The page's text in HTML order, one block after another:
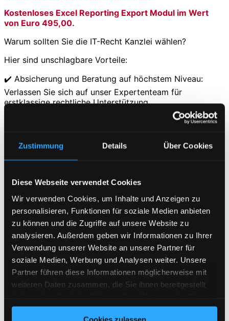
Zustimmung Details Über Cookies
Diese Webseite verwendet Cookies
Wir verwenden Cookies, um Inhalte und Anzeigen zu
personalisieren, Funktionen für soziale Medien anbieten
zu können und die Zugriffe auf unsere Website zu
analysieren. Außerdem geben wir Informationen zu Ihrer
Verwendung unserer Website an unsere Partner für
soziale Medien, Werbung und Analysen weiter. Unsere
Partner führen diese Informationen möglicherweise mit
weiteren Daten zusammen, die Sie ihnen bereitgestellt
gesammelt haben. Sie geben Einwilligung zu unseren
Kostenloses Excel Reporting Export Modul im Wert
von Euro 495,00.
Warum sollten Sie die IT-Recht Kanzlei wählen?
Hier sind unschlagbare Vorteile:
✔️ Absicherung und Beratung auf höchstem Niveau:
Verlassen Sie sich auf unser Expertenteam für
erstklassige rechtliche Unterstützung.
✔️ Anwaltliche Qualität und schnelle Reaktionszeiten: Wir
zeitnah.
✔️ Keine Werbeanrufe: Bei uns können Sie sich darauf
nicht mit unerwünschten Anrufen belästigen.
✔️ Kurze Mindestvertragslaufzeit / mtl. Zahlweise: Wir
bieten Ihnen flexible Vertragslaufzeiten und bequeme
monatliche Zahlungsoptionen.
✔️ Über 60.000 Unternehmen abgesichert: Vertrauen Sie
auf unsere langjährige Erfahrung und das Vertrauen
zahlreicher zufriedener Kunden.
Entdecken Sie weitere großartige Funktionen der IT-